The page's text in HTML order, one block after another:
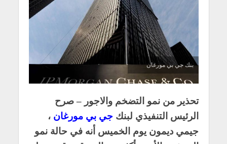
بنك جي بي مورغان
تحذير من نمو التضخم والاجور – صرح
الرئيس التنفيذي لبنكجي بي مورغان ،
جيمي ديمون يوم الخميس أنه في حالة نمو